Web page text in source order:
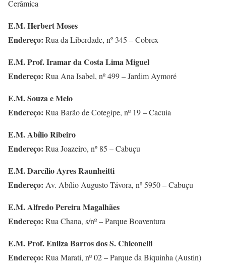
Cerâmica
E.M. Herbert Moses
Endereço: Rua da Liberdade, nº 345 – Cobrex
E.M. Prof. Iramar da Costa Lima Miguel
Endereço: Rua Ana Isabel, nº 499 – Jardim Aymoré
E.M. Souza e Melo
Endereço: Rua Barão de Cotegipe, nº 19 – Cacuia
E.M. Abílio Ribeiro
Endereço: Rua Joazeiro, nº 85 – Cabuçu
E.M. Darcílio Ayres Raunheitti
Endereço: Av. Abílio Augusto Távora, nº 5950 – Cabuçu
E.M. Alfredo Pereira Magalhães
Endereço: Rua Chana, s/nº – Parque Boaventura
E.M. Prof. Enilza Barros dos S. Chiconelli
Endereço: Rua Marati, nº 02 – Parque da Biquinha (Austin)